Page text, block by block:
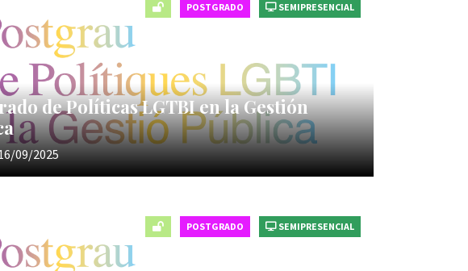
POSTGRADO SEMIPRESENCIAL
de Políticas LGTBI en la Gestión
09/2025
POSTGRADO SEMIPRESENCIAL